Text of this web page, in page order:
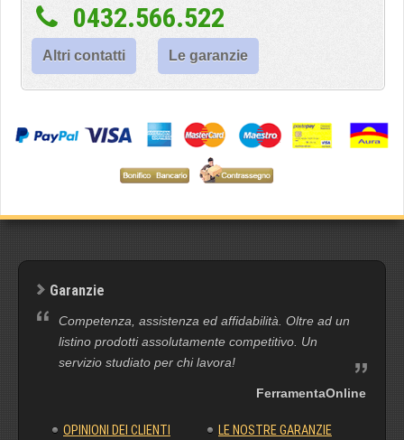
0432.566.522
Altri contatti Le garanzie
Garanzie
Competenza, assistenza ed affidabilità. Oltre ad un
listino prodotti assolutamente competitivo. Un
servizio studiato per chi lavora!
FerramentaOnline
OPINIONI DEI CLIENTI LE NOSTRE GARANZIE